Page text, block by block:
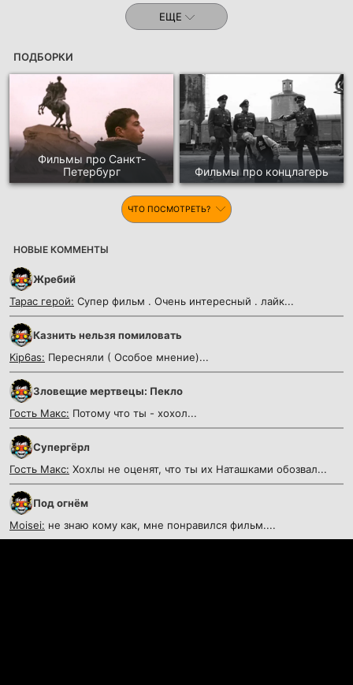
ЕЩЕ
ПОДБОРКИ
Фильмы про Санкт-
Петербург
Фильмы про концлагерь
ЧТО ПОСМОТРЕТЬ?
НОВЫЕ КОММЕНТЫ
Жребий
Тарас герой: Супер фильм . Очень интересный . лайк...
Казнить нельзя помиловать
Kip6as: Пересняли ( Особое мнение)...
Зловещие мертвецы: Пекло
Гость Макс: Потому что ты - хохол...
Супергёрл
Гость Макс: Хохлы не оценят, что ты их Наташками обозвал...
Под огнём
Moisei: не знаю кому как, мне понравился фильм....